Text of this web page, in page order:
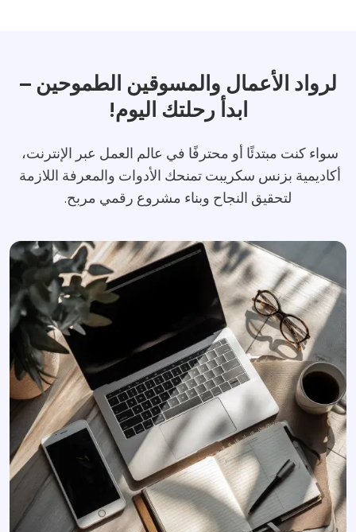
لرواد الأعمال والمسوقين الطموحين –
ابدأ رحلتك اليوم!
سواء كنت مبتدئًا أو محترفًا في عالم العمل عبر الإنترنت،
أكاديمية بزنس سكريبت تمنحك الأدوات والمعرفة اللازمة
لتحقيق النجاح وبناء مشروع رقمي مربح.